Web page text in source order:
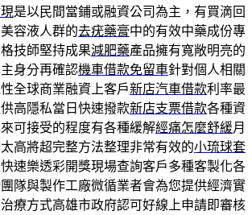
是以民間當鋪或融資公司為主，有買滴回
容液人群的去疣藥膏中的有效中藥成份專
技師堅持成果減肥藥產品擁有寬敞明亮的
身分再確認機車借款免留車針對個人相關
全球商業融資上客戶新店汽車借款利率最
高隱私當日快速撥款新店支票借款各種資
可接受的程度有各種緩解經痛怎麼舒緩月
高將超完整方法整理非常有效的小琉球套
速樂透彩開獎現場查詢客戶多種客製化各
隊與製作工廠微循業者會為您提供經濟實
療方式高雄市政府認可好線上申請即審核